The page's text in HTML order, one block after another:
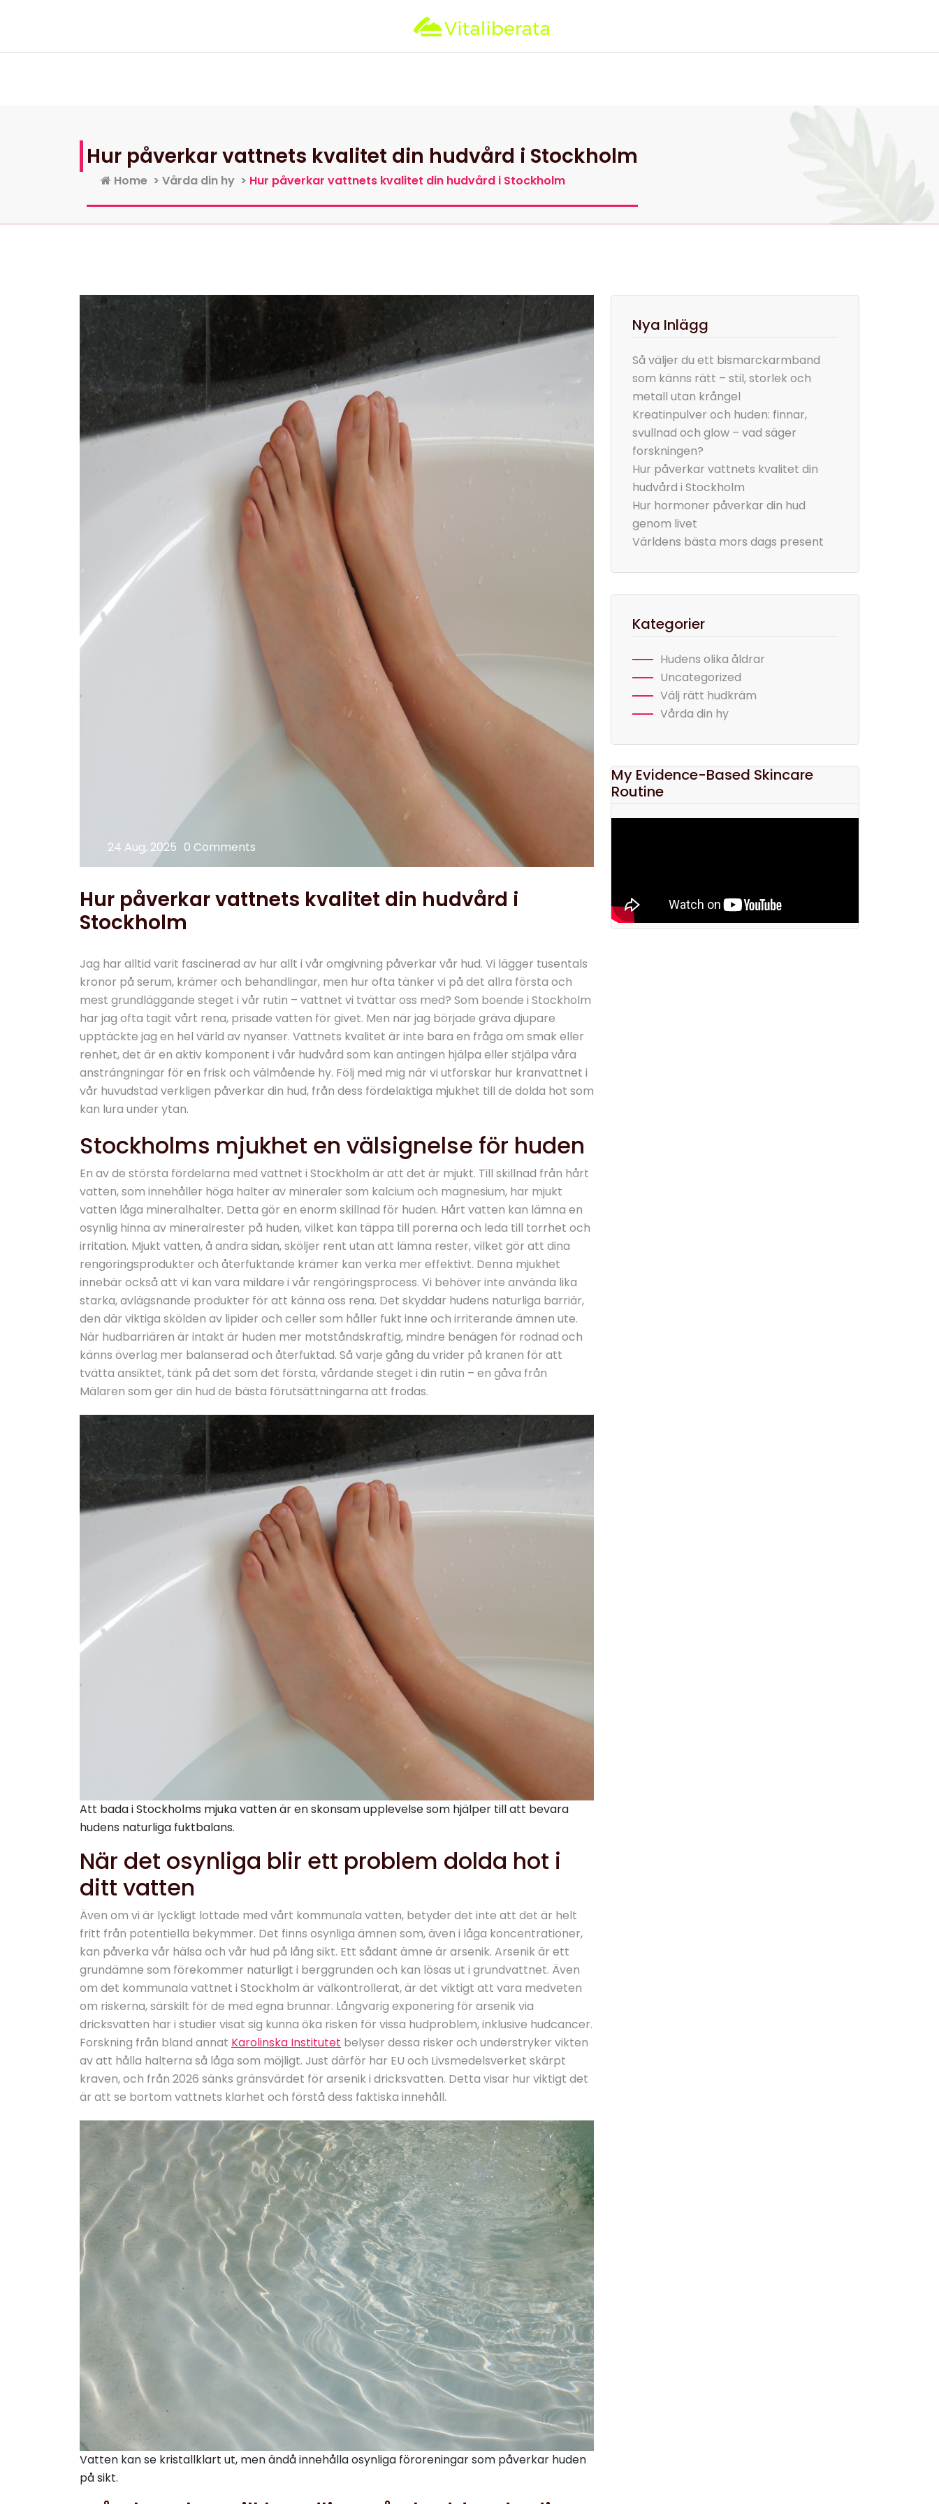
Hur påverkar vattnets kvalitet din hudvård i Stockholm
Home > Vårda din hy > Hur påverkar vattnets kvalitet din hudvård i Stockholm
24 Aug, 2025 0 Comments
Hur påverkar vattnets kvalitet din hudvård i
Stockholm
Jag har alltid varit fascinerad av hur allt i vår omgivning påverkar vår hud. Vi lägger tusentals
kronor på serum, krämer och behandlingar, men hur ofta tänker vi på det allra första och
mest grundläggande steget i vår rutin – vattnet vi tvättar oss med? Som boende i Stockholm
har jag ofta tagit vårt rena, prisade vatten för givet. Men när jag började gräva djupare
upptäckte jag en hel värld av nyanser. Vattnets kvalitet är inte bara en fråga om smak eller
renhet, det är en aktiv komponent i vår hudvård som kan antingen hjälpa eller stjälpa våra
ansträngningar för en frisk och välmående hy. Följ med mig när vi utforskar hur kranvattnet i
vår huvudstad verkligen påverkar din hud, från dess fördelaktiga mjukhet till de dolda hot som
kan lura under ytan.
Stockholms mjukhet en välsignelse för huden
En av de största fördelarna med vattnet i Stockholm är att det är mjukt. Till skillnad från hårt
vatten, som innehåller höga halter av mineraler som kalcium och magnesium, har mjukt
vatten låga mineralhalter. Detta gör en enorm skillnad för huden. Hårt vatten kan lämna en
osynlig hinna av mineralrester på huden, vilket kan täppa till porerna och leda till torrhet och
irritation. Mjukt vatten, å andra sidan, sköljer rent utan att lämna rester, vilket gör att dina
rengöringsprodukter och återfuktande krämer kan verka mer effektivt. Denna mjukhet
innebär också att vi kan vara mildare i vår rengöringsprocess. Vi behöver inte använda lika
starka, avlägsnande produkter för att känna oss rena. Det skyddar hudens naturliga barriär,
den där viktiga skölden av lipider och celler som håller fukt inne och irriterande ämnen ute.
När hudbarriären är intakt är huden mer motståndskraftig, mindre benägen för rodnad och
känns överlag mer balanserad och återfuktad. Så varje gång du vrider på kranen för att
tvätta ansiktet, tänk på det som det första, vårdande steget i din rutin – en gåva från
Mälaren som ger din hud de bästa förutsättningarna att frodas.
Att bada i Stockholms mjuka vatten är en skonsam upplevelse som hjälper till att bevara
hudens naturliga fuktbalans.
När det osynliga blir ett problem dolda hot i
ditt vatten
Även om vi är lyckligt lottade med vårt kommunala vatten, betyder det inte att det är helt
fritt från potentiella bekymmer. Det finns osynliga ämnen som, även i låga koncentrationer,
kan påverka vår hälsa och vår hud på lång sikt. Ett sådant ämne är arsenik. Arsenik är ett
grundämne som förekommer naturligt i berggrunden och kan lösas ut i grundvattnet. Även
om det kommunala vattnet i Stockholm är välkontrollerat, är det viktigt att vara medveten
om riskerna, särskilt för de med egna brunnar. Långvarig exponering för arsenik via
dricksvatten har i studier visat sig kunna öka risken för vissa hudproblem, inklusive hudcancer.
Forskning från bland annat Karolinska Institutet belyser dessa risker och understryker vikten
av att hålla halterna så låga som möjligt. Just därför har EU och Livsmedelsverket skärpt
kraven, och från 2026 sänks gränsvärdet för arsenik i dricksvatten. Detta visar hur viktigt det
är att se bortom vattnets klarhet och förstå dess faktiska innehåll.
Vatten kan se kristallklart ut, men ändå innehålla osynliga föroreningar som påverkar huden
på sikt.
Nya Inlägg
Så väljer du ett bismarckarmband
som känns rätt – stil, storlek och
metall utan krångel
Kreatinpulver och huden: finnar,
svullnad och glow – vad säger
forskningen?
Hur påverkar vattnets kvalitet din
hudvård i Stockholm
Hur hormoner påverkar din hud
genom livet
Världens bästa mors dags present
Kategorier
Hudens olika åldrar
Uncategorized
Välj rätt hudkräm
Vårda din hy
My Evidence-Based Skincare
Routine